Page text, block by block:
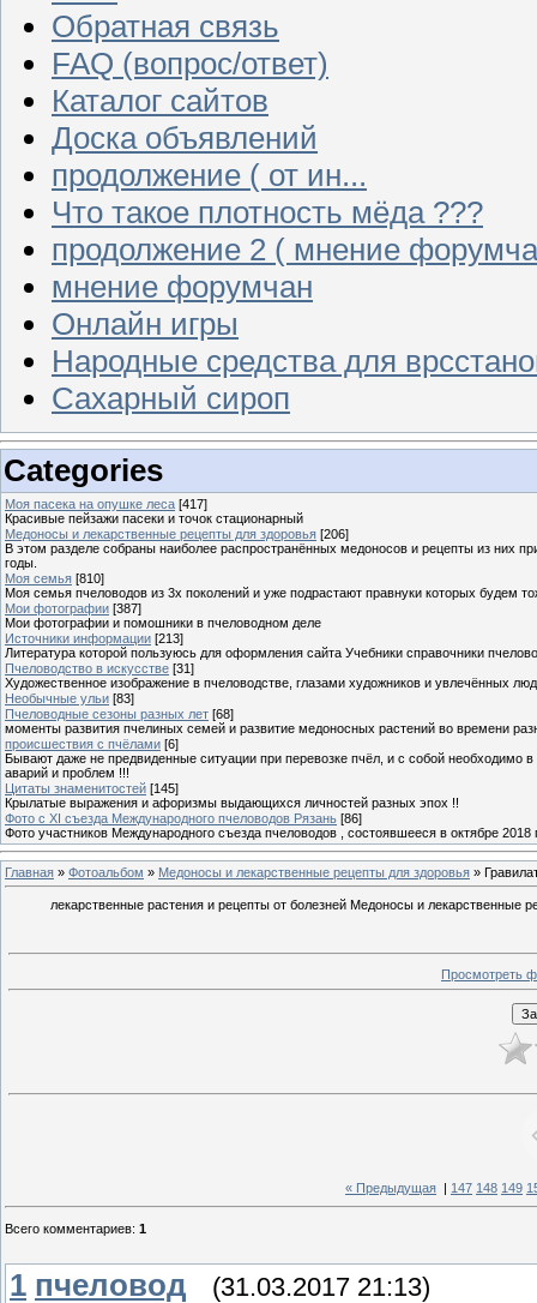
Обратная связь
FAQ (вопрос/ответ)
Каталог сайтов
Доска объявлений
продолжение ( от ин...
Что такое плотность мёда ???
продолжение 2 ( мнение
мнение форумчан
Онлайн игры
Народные средства для
Сахарный сироп
Categories
Моя пасека на опушке леса [417]
Красивые пейзажи пасеки и точок стационарный
Медоносы и лекарственные рецепты для здоровья [206]
В этом разделе собраны наиболее распространённых медоносов и рецепты из них
годы.
Моя семья [810]
Моя семья пчеловодов из 3х поколений и уже подрастают правнуки которых будем
Мои фотографии [387]
Мои фотографии и помошники в пчеловодном деле
Источники информации [213]
Литература которой пользуюсь для оформления сайта Учебники справочники
Пчеловодство в искусстве [31]
Художественное изображение в пчеловодстве, глазами художников и увлечённых
Необычные ульи [83]
Пчеловодные сезоны разных лет [68]
моменты развития пчелиных семей и развитие медоносных растений во времени
происшествия с пчёлами [6]
Бывают даже не предвиденные ситуации при перевозке пчёл, и с собой необходимо
аварий и проблем !!!
Цитаты знаменитостей [145]
Крылатые выражения и афоризмы выдающихся личностей разных эпох !!
Фото с XI съезда Международного пчеловодов Рязань [86]
Фото участников Международного съезда пчеловодов , состоявшееся в октябре 2018
Главная » Фотоальбом » Медоносы и лекарственные рецепты для здоровья »
лекарственные растения и рецепты от болезней Медоносы и лекарственные
Просмотреть
« Предыдущая 147 148 149
Всего комментариев: 1
1 пчеловод (31.03.2017 21:13)